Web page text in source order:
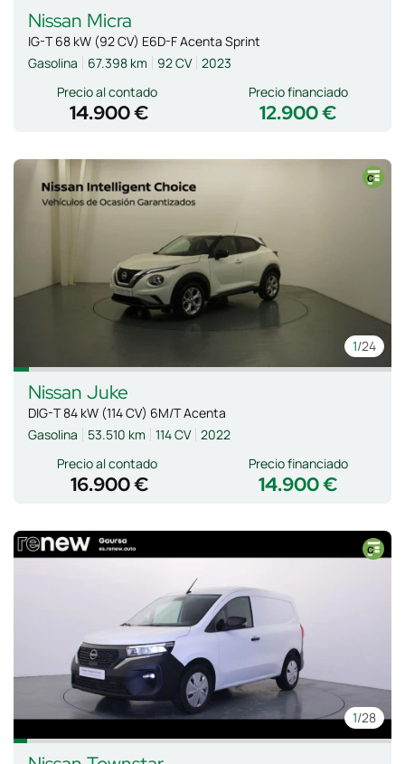
Nissan Micra
IG-T 68 kW (92 CV) E6D-F Acenta Sprint
Gasolina
67.398 km 92 CV 2023
Precio al contado
14.900 € 12.900 €
Precio financiado
1/24
Nissan Juke
DIG-T 84 kW (114 CV) 6M/T Acenta
Gasolina
53.510 km 114 CV 2022
Precio al contado
16.900 € 14.900 €
Precio financiado
1/28